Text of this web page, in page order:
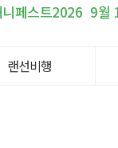
페스트2026 9월
랜선비행